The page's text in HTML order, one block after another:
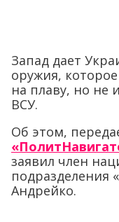
Запад дает
оружия,
на плаву, но не
ВСУ.
Об этом,
заявил член
подразделения
Андрейко.